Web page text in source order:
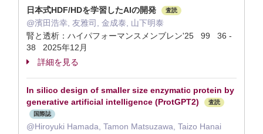
日本式HDF/HDを学習したAIの開発 査読
@濱田浩幸, 友雅司, 金成泰, 山下明泰
腎と透析：ハイパフォーマンスメンブレン'25 99 36 -
38 2025年12月
詳細を見る
In silico design of smaller size enzymatic protein by
generative artificial intelligence (ProtGPT2)
査読
国際誌
@Hiroyuki Hamada, Tamon Matsuzawa, Taizo Hanai